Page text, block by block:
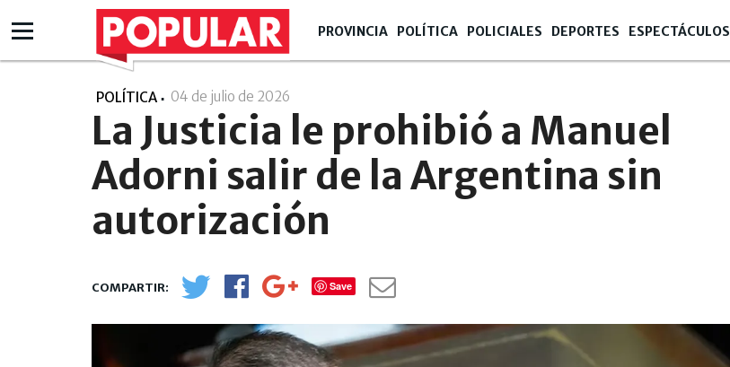
PROVINCIA POLÍTICA POLICIALES DEPORTES ESPECTÁCULOS
POLÍTICA 04 de julio de 2026
La Justicia le prohibió a Manuel
Adorni salir de la Argentina sin
autorización
Save